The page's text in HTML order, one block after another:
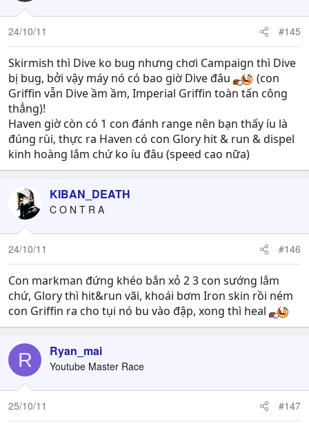
24/10/11 #145
Skirmish thì Dive ko bug nhưng chơi Campaign thì Dive
bị bug, bởi vậy máy nó có bao giờ Dive đâu
(con
Griffin vẫn Dive ầm ầm, Imperial Griffin toàn tấn công
thẳng)!
Haven giờ còn có 1 con đánh range nên bạn thấy íu là
đúng rùi, thực ra Haven có con Glory hit & run & dispel
kinh hoàng lắm chứ ko íu đâu (speed cao nữa)
KIBAN_DEATH
C O N T R A
24/10/11 #146
Con markman đứng khéo bắn xỏ 2 3 con sướng lắm
chứ, Glory thì hit&run vãi, khoái bơm Iron skin rồi ném
con Griffin ra cho tụi nó bu vào đập, xong thì heal
R Ryan_mai
Youtube Master Race
25/10/11 #147